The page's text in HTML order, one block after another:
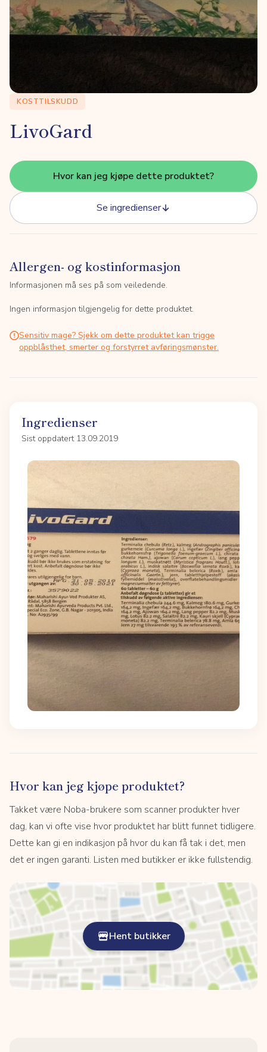
KOSTTILSKUDD
LivoGard
Hvor kan jeg kjøpe dette produktet?
Se ingredienser
Allergen- og kostinformasjon
Informasjonen må ses på som veiledende.
Ingen informasjon tilgjengelig for dette produktet.
Sensitiv mage? Sjekk om dette produktet kan trigge
oppblåsthet, smerter og forstyrret avføringsmønster.
Ingredienser
Sist oppdatert 13.09.2019
Hvor kan jeg kjøpe produktet?
Takket være Noba-brukere som scanner produkter hver
dag, kan vi ofte vise hvor produktet har blitt funnet tidligere.
Dette kan gi en indikasjon på hvor du kan få tak i det, men
det er ingen garanti. Listen med butikker er ikke fullstendig.
Hent butikker